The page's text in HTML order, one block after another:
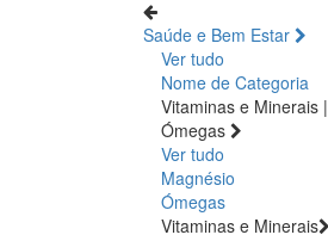
Saúde e Bem Estar
Ver tudo
Nome de Categoria
Vitaminas e Minerais |
Ómegas
Ver tudo
Magnésio
Ómegas
Vitaminas e Minerais